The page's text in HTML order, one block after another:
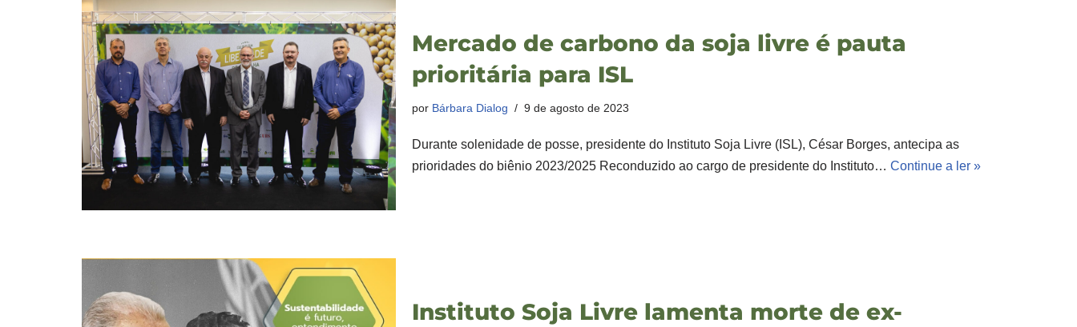
Mercado de carbono da soja livre é pauta
prioritária para ISL
por Bárbara Dialog 9 de agosto de 2023
Durante solenidade de posse, presidente do Instituto Soja Livre (ISL), César Borges, antecipa as
prioridades do biênio 2023/2025 Reconduzido ao cargo de presidente do Instituto… Continue a ler »
Instituto Soja Livre lamenta morte de ex-